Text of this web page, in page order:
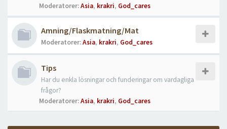
Moderatorer:Asia, krakri, God_cares
Amning/Flaskmatning/Mat
Moderatorer:Asia, krakri, God_cares
Tips
Har du enkla lösningar och funderingar om vardagliga
frågor?
Moderatorer:Asia, krakri, God_cares